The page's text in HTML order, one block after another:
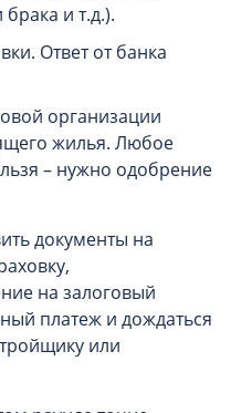
и т.д.).
Ответ от банка
организации
жилья. Любое
– нужно одобрение
документы на
на залоговый
платеж и дождаться
или